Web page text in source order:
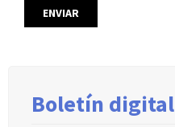
Boletín digital